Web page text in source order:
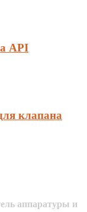
API
клапана
аппаратуры и